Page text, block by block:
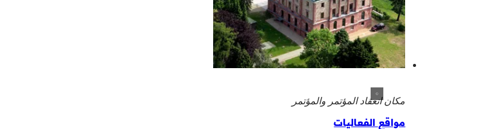
مكان انعقاد المؤتمر والمؤتمر
مواقع الفعاليات